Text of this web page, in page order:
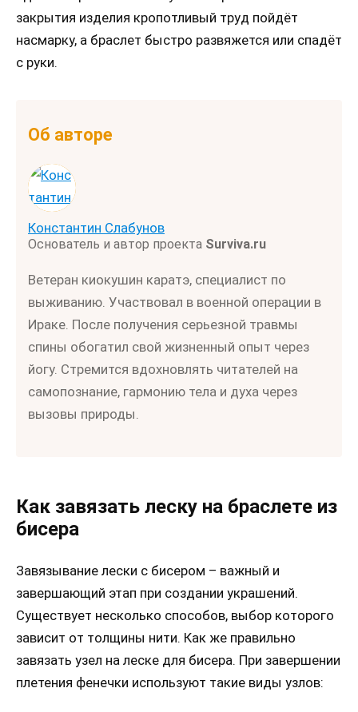
закрытия изделия кропотливый труд пойдёт
насмарку, а браслет быстро развяжется или спадёт
с руки.
Об авторе
Константин Слабунов
Основатель и автор проекта Surviva.ru
Ветеран киокушин каратэ, специалист по
выживанию. Участвовал в военной операции в
Ираке. После получения серьезной травмы
спины обогатил свой жизненный опыт через
йогу. Стремится вдохновлять читателей на
самопознание, гармонию тела и духа через
вызовы природы.
Как завязать леску на браслете из
бисера
Завязывание лески с бисером – важный и
завершающий этап при создании украшений.
Существует несколько способов, выбор которого
зависит от толщины нити. Как же правильно
завязать узел на леске для бисера. При завершении
плетения фенечки используют такие виды узлов: